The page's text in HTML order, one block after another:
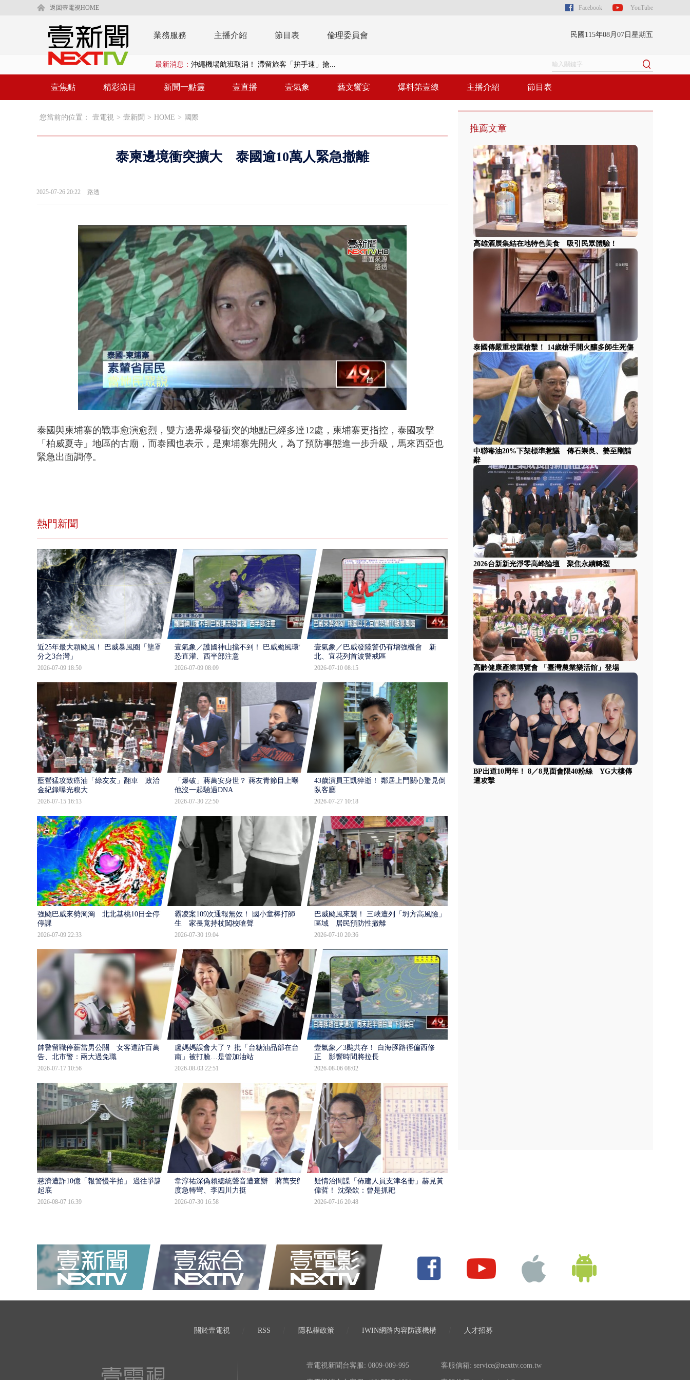
返回壹電視HOME Facebook YouTube
業務服務 主播介紹 節目表 倫理委員會 民國115年08月07日星期五
最新消息： 沖繩機場航班取消！ 滯留旅客「拚手速」搶...
泰國傳嚴重校園槍擊！ 14歲槍手開火釀多師...
父親節限定！ 「一鴨三吃」、「客家攪福」...
白海豚海警！ 雨彈將炸台中以北 不排除明...
壹焦點 精彩節目 新聞一點靈 壹直播 壹氣象 藝文饗宴 爆料第壹線 主播介紹 節目表
您當前的位置： 壹電視 > 壹新聞 > HOME > 國際
泰柬邊境衝突擴大 泰國逾10萬人緊急撤離
2025-07-26 20:22 路透
Loaded
45.87%
泰國與柬埔寨的戰事愈演愈烈，雙方邊界爆發衝突的地點已經多達12處，柬埔寨更指控，泰國攻擊
「柏威夏寺」地區的古廟，而泰國也表示，是柬埔寨先開火，為了預防事態進一步升級，馬來西亞也
緊急出面調停。
熱門新聞
近25年最大顆颱風！ 巴威暴風圈「壟罩4
分之3台灣」
2026-07-09 18:50
壹氣象／護國神山擋不到！ 巴威颱風環流
恐直灌、西半部注意
2026-07-09 08:09
壹氣象／巴威發陸警仍有增強機會 新
北、宜花列首波警戒區
2026-07-10 08:15
藍營猛攻致癌油「綠友友」翻車 政治獻
金紀錄曝光糗大
2026-07-15 16:13
「爆破」蔣萬安身世？ 蔣友青節目上曝：
他沒一起驗過DNA
2026-07-30 22:50
43歲演員王凱猝逝！ 鄰居上門關心驚見倒
臥客廳
2026-07-27 10:18
強颱巴威來勢洶洶 北北基桃10日全停班
停課
2026-07-09 22:33
霸凌案109次通報無效！ 國小童棒打師
生 家長竟持杖闖校嗆聲
2026-07-30 19:04
巴威颱風來襲！ 三峽遭列「坍方高風險」
區域 居民預防性撤離
2026-07-10 20:36
帥警留職停薪當男公關 女客遭詐百萬提
告、北市警：兩大過免職
2026-07-17 10:56
盧媽媽誤會大了？ 批「台糖油品部在台
南」被打臉…是管加油站
2026-08-03 22:51
壹氣象／3颱共存！ 白海豚路徑偏西修
正 影響時間將拉長
2026-08-06 08:02
慈濟遭詐10億「報警慢半拍」 過往爭議遭
起底
2026-08-07 16:39
韋淳祐深偽賴總統聲音遭查辦 蔣萬安態
度急轉彎、李四川力挺
2026-07-30 16:58
疑情治間諜「佈建人員支津名冊」赫見黃
偉哲！ 沈榮欽：曾是抓耙
2026-07-16 20:48
推薦文章
高雄酒展集結在地特色美食 吸引民眾體驗！
泰國傳嚴重校園槍擊！ 14歲槍手開火釀多師生死傷
中聯毒油20%下架標準惹議 傳石崇良、姜至剛請
辭
2026台新新光淨零高峰論壇 聚焦永續轉型
高齡健康產業博覽會 「臺灣農業樂活館」登場
BP出道10周年！ 8／8見面會限40粉絲 YG大樓傳
遭攻擊
關於壹電視 RSS 隱私權政策 IWIN網路內容防護機構 人才招募
壹電視新聞台客服: 0809-009-995 客服信箱: service@nexttv.com.tw